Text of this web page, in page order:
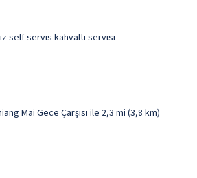
self servis kahvaltı servisi
Mai Gece Çarşısı ile 2,3 mi (3,8 km)